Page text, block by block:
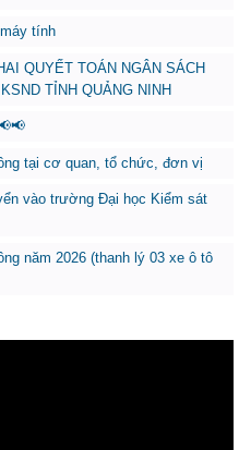
tính
QUYẾT TOÁN NGÂN SÁCH
TỈNH QUẢNG NINH
tại cơ quan, tổ chức, đơn vị
vào trường Đại học Kiểm sát
năm 2026 (thanh lý 03 xe ô tô